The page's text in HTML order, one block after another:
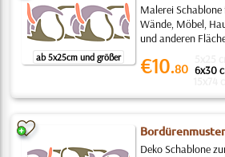
ab 5x25cm und größer
Malerei
Wände, Möbel,
und anderen
€10.80 6x30
Deko Schablone